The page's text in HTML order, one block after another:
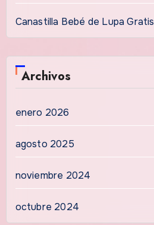
Canastilla Bebé de Lupa Gratis
Archivos
enero 2026
agosto 2025
noviembre 2024
octubre 2024